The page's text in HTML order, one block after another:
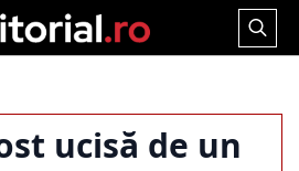
Search
ucisă de un